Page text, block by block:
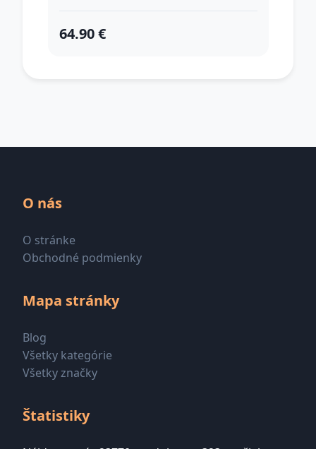
64.90 €
O nás
O stránke
Obchodné podmienky
Mapa stránky
Blog
Všetky kategórie
Všetky značky
Štatistiky